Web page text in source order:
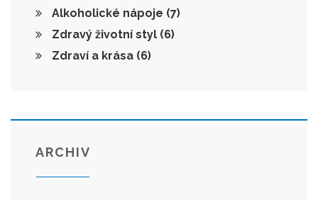
Alkoholické nápoje (7)
Zdravý životní styl (6)
Zdraví a krása (6)
ARCHIV